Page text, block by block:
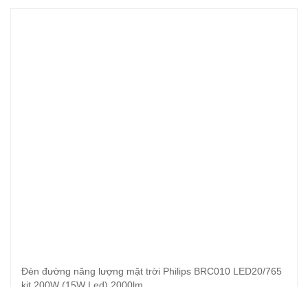
Đèn đường năng lượng mặt trời Philips BRC010 LED20/765
kit 200W (15W Led) 2000lm